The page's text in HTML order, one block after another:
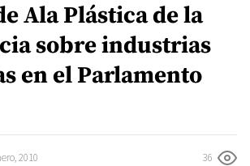
Ala Plástica de la
sobre industrias
en el Parlamento
2010 36